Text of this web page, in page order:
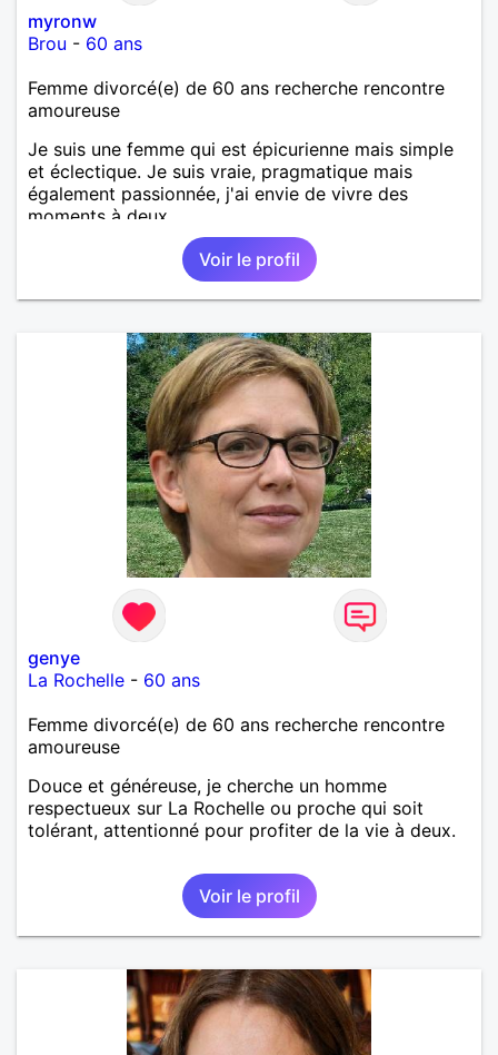
myronw
Brou - 60 ans
Femme divorcé(e) de 60 ans recherche rencontre
amoureuse
Je suis une femme qui est épicurienne mais simple
et éclectique. Je suis vraie, pragmatique mais
également passionnée, j'ai envie de vivre des
moments à deux.
Voir le profil
genye
La Rochelle - 60 ans
Femme divorcé(e) de 60 ans recherche rencontre
amoureuse
Douce et généreuse, je cherche un homme
respectueux sur La Rochelle ou proche qui soit
tolérant, attentionné pour profiter de la vie à deux.
Voir le profil